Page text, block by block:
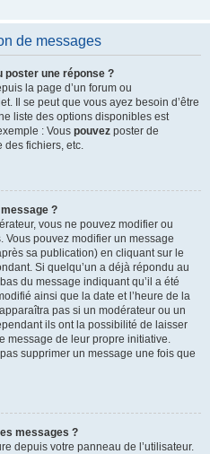
de messages
poster une réponse ?
la page d’un forum ou
Il se peut que vous ayez besoin d’être
liste des options disponibles est
: Vous pouvez poster de
des fichiers, etc.
?
vous ne pouvez modifier ou
pouvez modifier un message
sa publication) en cliquant sur le
Si quelqu’un a déjà répondu au
du message indiquant qu’il a été
ainsi que la date et l’heure de la
pas si un modérateur ou un
ils ont la possibilité de laisser
message de leur propre initiative.
supprimer un message une fois que
messages ?
depuis votre panneau de l’utilisateur.